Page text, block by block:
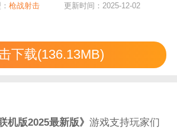
：枪战射击 更新时间：2025-12-02
下载(136.13MB)
机版2025最新版》游戏支持玩家们